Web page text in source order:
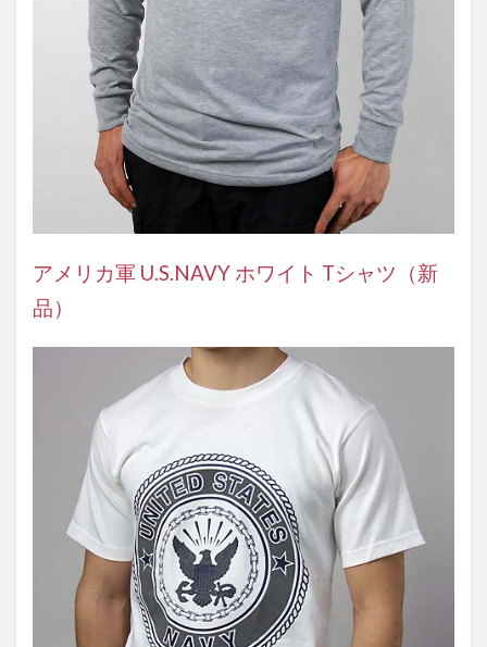
アメリカ軍 U.S.NAVY ホワイト Tシャツ（新
品）